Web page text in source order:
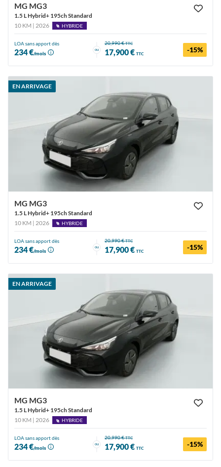
MG MG3
1.5 L Hybrid+ 195ch Standard
10 KM | 2026
HYBRIDE
LOA sans apport dès
234 €/mois
ou
20,990 €TTC
17,900 € TTC -15%
EN ARRIVAGE
MG MG3
1.5 L Hybrid+ 195ch Standard
10 KM | 2026
HYBRIDE
LOA sans apport dès
234 €/mois
ou
20,990 €TTC
17,900 € TTC -15%
EN ARRIVAGE
MG MG3
1.5 L Hybrid+ 195ch Standard
10 KM | 2026
HYBRIDE
LOA sans apport dès
234 €/mois
ou
20,990 €TTC
17,900 € TTC -15%